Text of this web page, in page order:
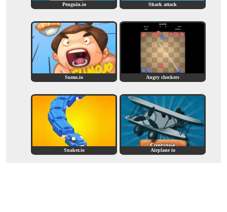
Penguin.io Shark attack
Sumo.io Angry checkers
Snaker.io Airplane io